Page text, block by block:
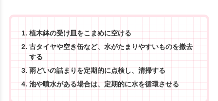
植木鉢の受け皿をこまめに空ける
古タイヤや空き缶など、水がたまりやすいものを撤去
する
雨どいの詰まりを定期的に点検し、清掃する
池や噴水がある場合は、定期的に水を循環させる